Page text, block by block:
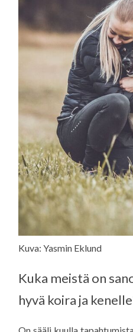
Kuva: Yasmin Eklund
Kuka meistä on
hyvä koira ja
On sääli kuulla